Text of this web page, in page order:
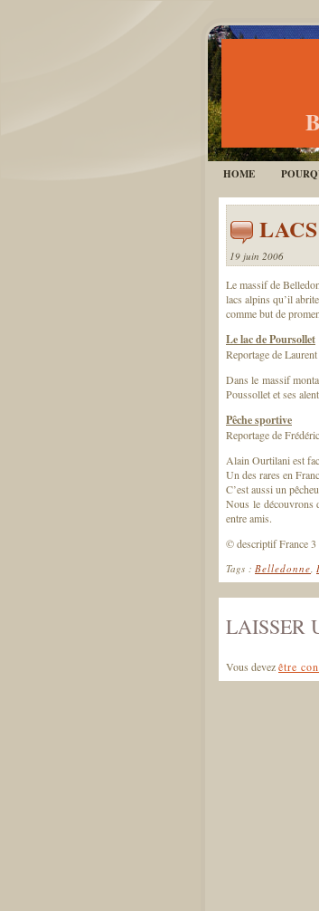
HOME
19 juin 2006
Le massif de
lacs alpins qu’il
comme but de
Le lac de Poursollet
Reportage de
Dans le massif
Poussollet et ses
Pêche sportive
Reportage de
Alain Ourtilani est
Un des rares en
C’est aussi un
Nous le découvrons
entre amis.
© descriptif France 3
Tags : Belledonne
LAISSER
Vous devezêtre